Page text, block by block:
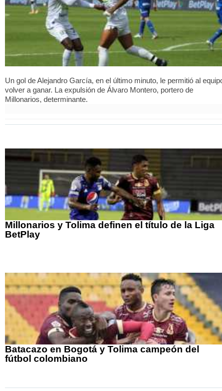
Un gol de Alejandro García, en el último minuto, le permitió al
volver a ganar. La expulsión de Álvaro Montero, portero de
Millonarios, determinante.
Millonarios y Tolima definen el título de la Liga
BetPlay
Batacazo en Bogotá y Tolima campeón del
fútbol colombiano